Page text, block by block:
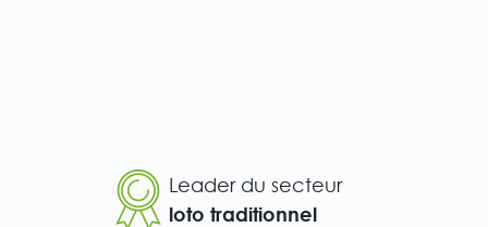
Leader du secteur
loto traditionnel